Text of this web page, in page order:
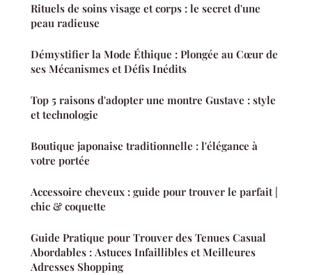
Rituels de soins visage et corps : le secret d'une
peau radieuse
Démystifier la Mode Éthique : Plongée au Cœur de
ses Mécanismes et Défis Inédits
Top 5 raisons d'adopter une montre Gustave : style
et technologie
Boutique japonaise traditionnelle : l'élégance à
votre portée
Accessoire cheveux : guide pour trouver le parfait |
chic & coquette
Guide Pratique pour Trouver des Tenues Casual
Abordables : Astuces Infaillibles et Meilleures
Adresses Shopping